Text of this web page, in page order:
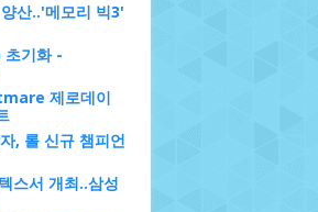
산..'메모리 빅3'
기화 -
제로데이
, 롤 신규 챔피언
스서 개최..삼성